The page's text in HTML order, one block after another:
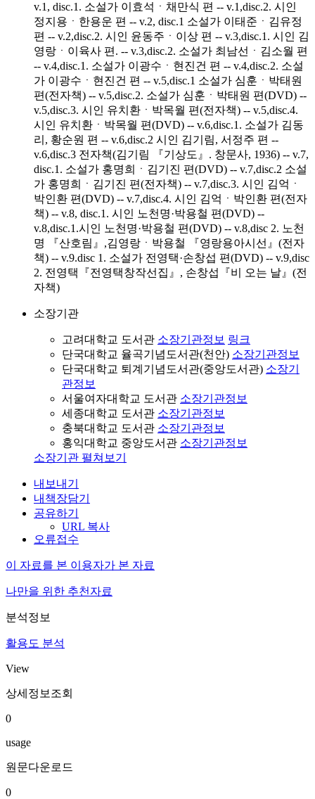
v.1, disc.1. 소설가 이효석ㆍ채만식 편 -- v.1,disc.2. 시인
정지용ㆍ한용운 편 -- v.2, disc.1 소설가 이태준ㆍ김유정
편 -- v.2,disc.2. 시인 윤동주ㆍ이상 편 -- v.3,disc.1. 시인 김
영랑ㆍ이육사 편. -- v.3,disc.2. 소설가 최남선ㆍ김소월 편
-- v.4,disc.1. 소설가 이광수ㆍ현진건 편 -- v.4,disc.2. 소설
가 이광수ㆍ현진건 편 -- v.5,disc.1 소설가 심훈ㆍ박태원
편(전자책) -- v.5,disc.2. 소설가 심훈ㆍ박태원 편(DVD) --
v.5,disc.3. 시인 유치환ㆍ박목월 편(전자책) -- v.5,disc.4.
시인 유치환ㆍ박목월 편(DVD) -- v.6,disc.1. 소설가 김동
리, 황순원 편 -- v.6,disc.2 시인 김기림, 서정주 편 --
v.6,disc.3 전자책(김기림 『기상도』. 창문사, 1936) -- v.7,
disc.1. 소설가 홍명희ㆍ김기진 편(DVD) -- v.7,disc.2 소설
가 홍명희ㆍ김기진 편(전자책) -- v.7,disc.3. 시인 김억ㆍ
박인환 편(DVD) -- v.7,disc.4. 시인 김억ㆍ박인환 편(전자
책) -- v.8, disc.1. 시인 노천명·박용철 편(DVD) --
v.8,disc.1.시인 노천명·박용철 편(DVD) -- v.8,disc 2. 노천
명 『산호림』,김영랑ㆍ박용철 『영랑용아시선』(전자
책) -- v.9.disc 1. 소설가 전영택·손창섭 편(DVD) -- v.9,disc
2. 전영택『전영택창작선집』, 손창섭『비 오는 날』(전
자책)
소장기관
고려대학교 도서관 소장기관정보 링크
단국대학교 율곡기념도서관(천안) 소장기관정보
단국대학교 퇴계기념도서관(중앙도서관) 소장기
관정보
서울여자대학교 도서관 소장기관정보
세종대학교 도서관 소장기관정보
충북대학교 도서관 소장기관정보
홍익대학교 중앙도서관 소장기관정보
소장기관 펼쳐보기
내보내기
내책장담기
공유하기
URL 복사
오류접수
이 자료를 본 이용자가 본 자료
나만을 위한 추천자료
분석정보
활용도 분석
View
상세정보조회
0
usage
원문다운로드
0